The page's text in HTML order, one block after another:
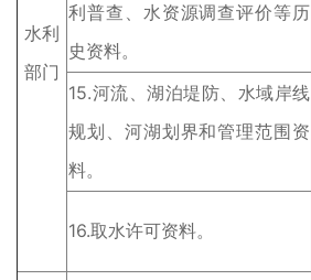
水利
部门
利普查、水资源调查评价等历
史资料。
15.河流、湖泊堤防、水域岸线
规划、河湖划界和管理范围资
料。
16.取水许可资料。